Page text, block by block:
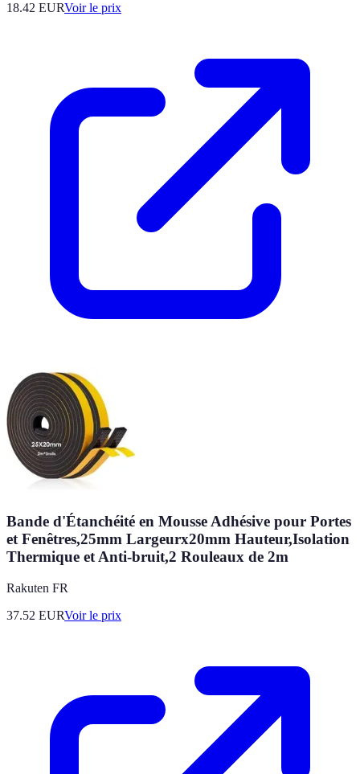
18.42 EURVoir le prix
Bande d'Étanchéité en Mousse Adhésive pour Portes
et Fenêtres,25mm Largeurx20mm Hauteur,Isolation
Thermique et Anti-bruit,2 Rouleaux de 2m
Rakuten FR
37.52 EURVoir le prix